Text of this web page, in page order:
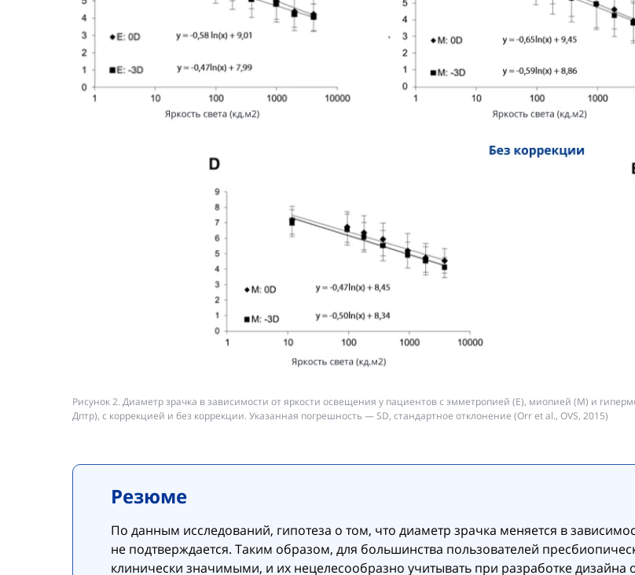
Рисунок 2. Диаметр зрачка в зависимости от яркости освещения у пациентов с эмметропией (E), миопией (M) и
Дптр), с коррекцией и без коррекции. Указанная погрешность — SD, стандартное отклонение (Orr et al., OVS, 2015)
Резюме
По данным исследований, гипотеза о том, что диаметр зрачка меняется в
не подтверждается. Таким образом, для большинства пользователей
клинически значимыми, и их нецелесообразно учитывать при разработке